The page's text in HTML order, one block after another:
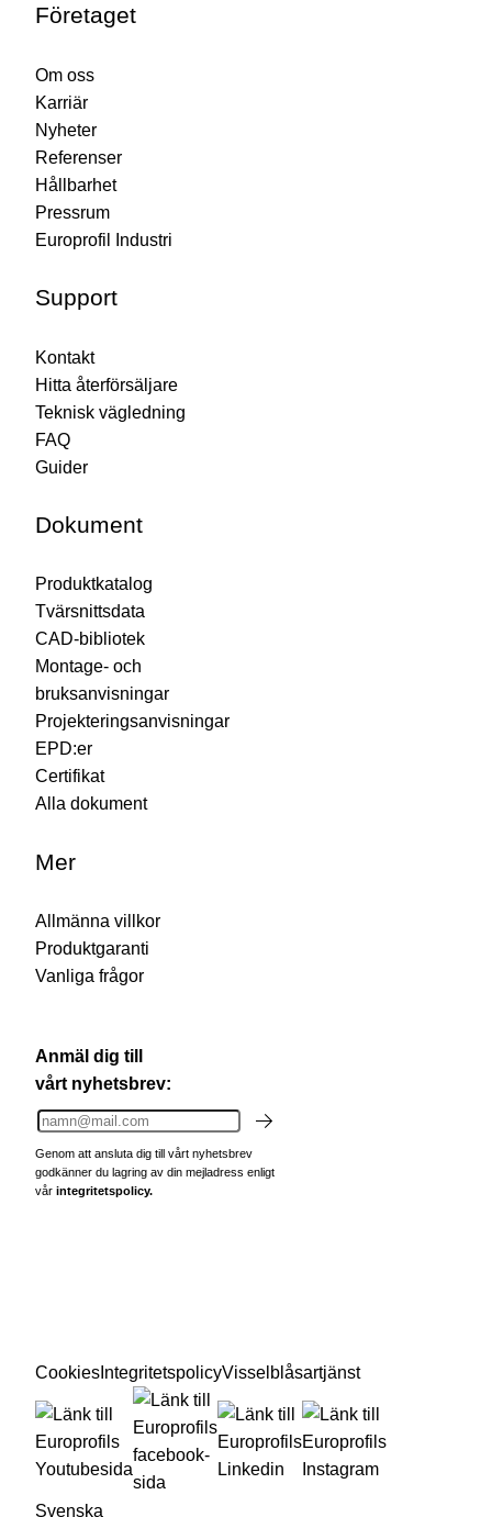
Företaget
Om oss
Karriär
Nyheter
Referenser
Hållbarhet
Pressrum
Europrofil Industri
Support
Kontakt
Hitta återförsäljare
Teknisk vägledning
FAQ
Guider
Dokument
Produktkatalog
Tvärsnittsdata
CAD-bibliotek
Montage- och
bruksanvisningar
Projekteringsanvisningar
EPD:er
Certifikat
Alla dokument
Mer
Allmänna villkor
Produktgaranti
Vanliga frågor
Anmäl dig till
vårt nyhetsbrev:
Genom att ansluta dig till vårt nyhetsbrev
godkänner du lagring av din mejladress enligt
vår integritetspolicy.
Cookies IntegritetspolicyVisselblåsartjänst
Svenska